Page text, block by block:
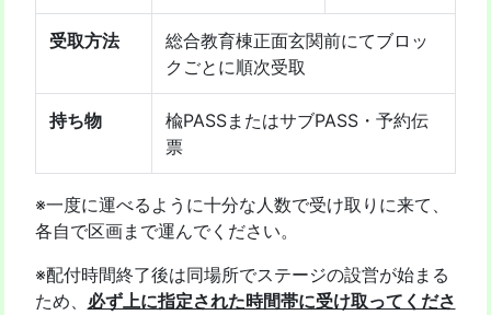
受取方法
総合教育棟正面玄関前にてブロッ
クごとに順次受取
持ち物
楡PASSまたはサブPASS・予約伝
票
※一度に運べるように十分な人数で受け取りに来て、
各自で区画まで運んでください。
※配付時間終了後は同場所でステージの設営が始まる
ため、 必ず上に指定された時間帯に受け取ってくださ